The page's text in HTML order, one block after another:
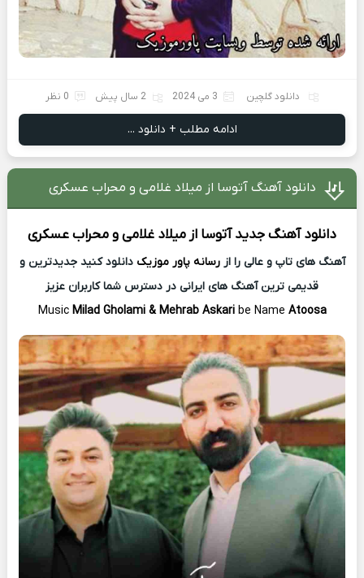
دانلود گلچین 3 می 2024 2 سال پیش 0 نظر
ادامه مطلب + دانلود ...
دانلود آهنگ آتوسا از میلاد غلامی و محراب عسکری
دانلود آهنگ جدید آتوسا ازمیلاد غلامی و محراب عسکری
آهنگ های تاپ و عالی را ازرسانه پاور موزیک دانلود کنید جدیدترین و
قدیمی ترین آهنگ های ایرانی در دسترس شما کاربران عزیز
MusicMilad Gholami & Mehrab Askari be Name Atoosa